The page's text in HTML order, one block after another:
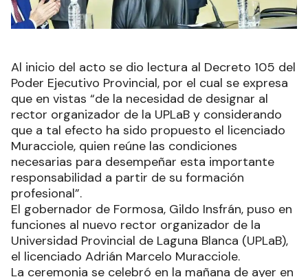
Al inicio del acto se dio lectura al Decreto 105 del
Poder Ejecutivo Provincial, por el cual se expresa
que en vistas “de la necesidad de designar al
rector organizador de la UPLaB y considerando
que a tal efecto ha sido propuesto el licenciado
Muracciole, quien reúne las condiciones
necesarias para desempeñar esta importante
responsabilidad a partir de su formación
profesional”.
El gobernador de Formosa, Gildo Insfrán, puso en
funciones al nuevo rector organizador de la
Universidad Provincial de Laguna Blanca (UPLaB),
el licenciado Adrián Marcelo Muracciole.
La ceremonia se celebró en la mañana de ayer en